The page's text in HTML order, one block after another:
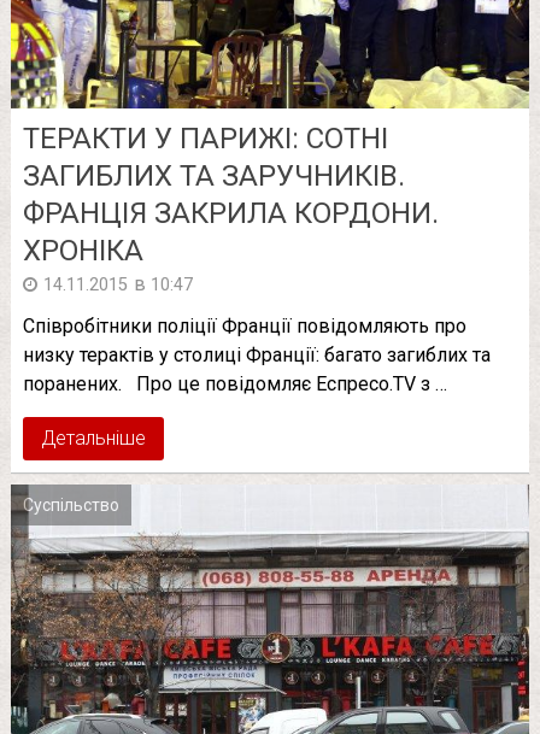
ТЕРАКТИ У ПАРИЖІ: СОТНІ
ЗАГИБЛИХ ТА ЗАРУЧНИКІВ.
ФРАНЦІЯ ЗАКРИЛА КОРДОНИ.
ХРОНІКА
14.11.2015 в 10:47
Співробітники поліції Франції повідомляють про
низку терактів у столиці Франції: багато загиблих та
поранених. Про це повідомляє Еспресо.TV з …
Детальніше
Суспільство